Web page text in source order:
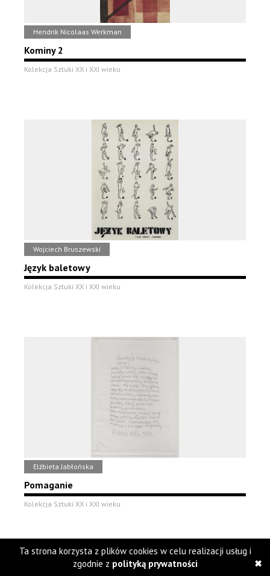
Hendrik Nicolaas Werkman
Kominy 2
Kolekcja Sztuki XX i XXI wieku
Wojciech Bruszewski
Język baletowy
Kolekcja Sztuki XX i XXI wieku
Elżbieta Jabłońska
Pomaganie
Kolekcja Sztuki XX i XXI wieku
Ta strona korzysta z plików cookies w celu realizacji usług i
zgodnie z polityką prywatności